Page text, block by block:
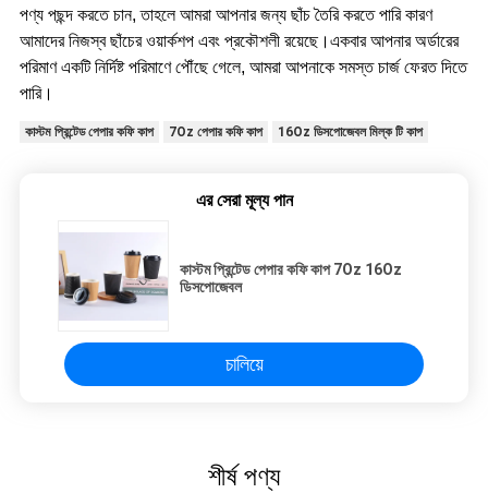
পণ্য পছন্দ করতে চান, তাহলে আমরা আপনার জন্য ছাঁচ তৈরি করতে পারি কারণ
আমাদের নিজস্ব ছাঁচের ওয়ার্কশপ এবং প্রকৌশলী রয়েছে।একবার আপনার অর্ডারের
পরিমাণ একটি নির্দিষ্ট পরিমাণে পৌঁছে গেলে, আমরা আপনাকে সমস্ত চার্জ ফেরত দিতে
পারি।
কাস্টম প্রিন্টেড পেপার কফি কাপ 7Oz পেপার কফি কাপ 16Oz ডিসপোজেবল মিল্ক টি কাপ
এর সেরা মূল্য পান
কাস্টম প্রিন্টেড পেপার কফি কাপ 7Oz 16Oz
ডিসপোজেবল
চালিয়ে
শীর্ষ পণ্য